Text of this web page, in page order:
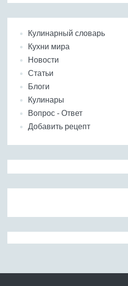
Кулинарный словарь
Кухни мира
Новости
Статьи
Блоги
Кулинары
Вопрос - Ответ
Добавить рецепт